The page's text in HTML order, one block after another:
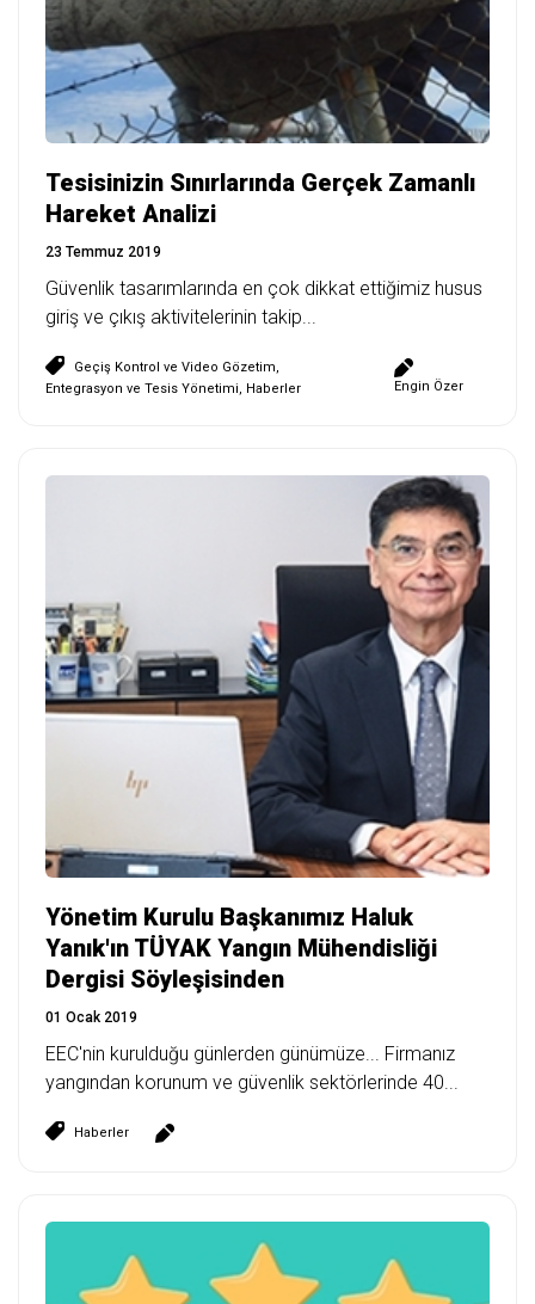
Tesisinizin Sınırlarında Gerçek Zamanlı
Hareket Analizi
23 Temmuz 2019
Güvenlik tasarımlarında en çok dikkat ettiğimiz husus
giriş ve çıkış aktivitelerinin takip...
Geçiş Kontrol ve Video Gözetim,
Entegrasyon ve Tesis Yönetimi, Haberler Engin Özer
Yönetim Kurulu Başkanımız Haluk
Yanık'ın TÜYAK Yangın Mühendisliği
Dergisi Söyleşisinden
01 Ocak 2019
EEC'nin kurulduğu günlerden günümüze... Firmanız
yangından korunum ve güvenlik sektörlerinde 40...
Haberler